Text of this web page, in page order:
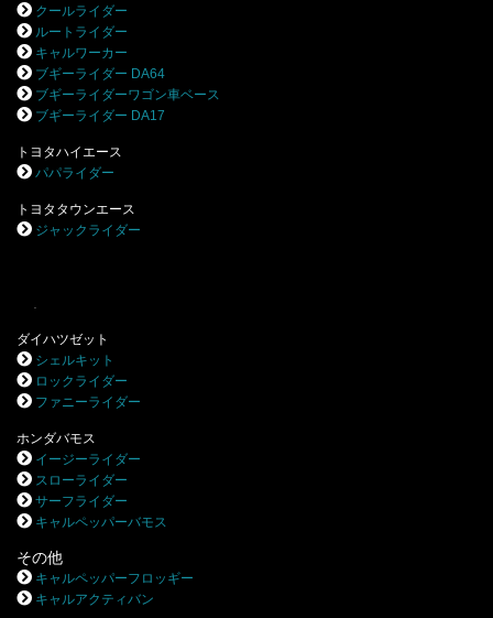
クールライダー
ルートライダー
キャルワーカー
ブギーライダー DA64
ブギーライダーワゴン車ベース
ブギーライダー DA17
トヨタハイエース
パパライダー
トヨタタウンエース
ジャックライダー
.
ダイハツゼット
シェルキット
ロックライダー
ファニーライダー
ホンダバモス
イージーライダー
スローライダー
サーフライダー
キャルペッパーバモス
その他
キャルペッパーフロッギー
キャルアクティバン